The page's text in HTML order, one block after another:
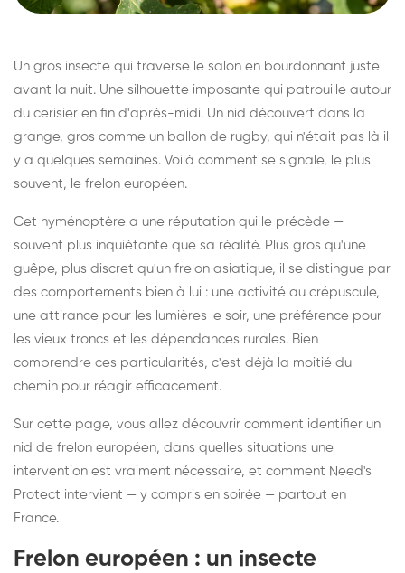
Un gros insecte qui traverse le salon en bourdonnant juste
avant la nuit. Une silhouette imposante qui patrouille autour
du cerisier en fin d'après-midi. Un nid découvert dans la
grange, gros comme un ballon de rugby, qui n'était pas là il
y a quelques semaines. Voilà comment se signale, le plus
souvent, le frelon européen.
Cet hyménoptère a une réputation qui le précède —
souvent plus inquiétante que sa réalité. Plus gros qu'une
guêpe, plus discret qu'un frelon asiatique, il se distingue par
des comportements bien à lui : une activité au crépuscule,
une attirance pour les lumières le soir, une préférence pour
les vieux troncs et les dépendances rurales. Bien
comprendre ces particularités, c'est déjà la moitié du
chemin pour réagir efficacement.
Sur cette page, vous allez découvrir comment identifier un
nid de frelon européen, dans quelles situations une
intervention est vraiment nécessaire, et comment Need's
Protect intervient — y compris en soirée — partout en
France.
Frelon européen : un insecte